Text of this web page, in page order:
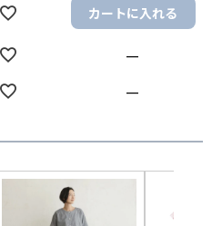
カートに入れる
—
—